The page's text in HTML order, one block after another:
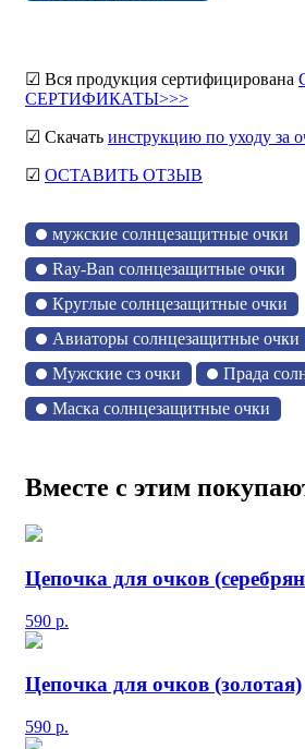
☑ Вся продукция сертифицирована
СЕРТИФИКАТЫ>>>
☑ Скачать инструкцию по уходу за
☑ ОСТАВИТЬ ОТЗЫВ
мужские солнцезащитные очки
Ray-Ban солнцезащитные очки
Круглые солнцезащитные очки
Авиаторы солнцезащитные очки
Мужские сз очки
Прада
Маска солнцезащитные очки
Вместе с этим
Цепочка для очков
590 р.
Цепочка для очков (золотая)
590 р.